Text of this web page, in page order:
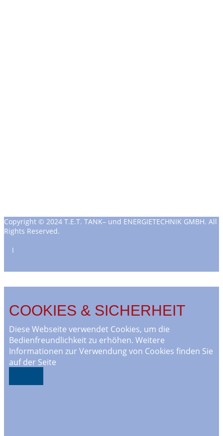
Copyright © 2024 T.E.T. TANK– und ENERGIETECHNIK GMBH. All
Rights Reserved.
Ι
COOKIES & SICHERHEIT
Diese Webseite verwendet Cookies, um die
Bedienfreundlichkeit zu erhöhen. Weitere
Informationen zur Verwendung von Cookies finden Sie
auf der Seite